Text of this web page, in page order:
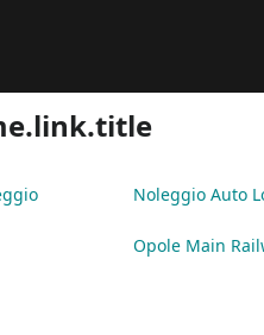
Noleggio Auto
Opole Main